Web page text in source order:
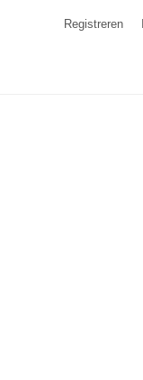
Registreren